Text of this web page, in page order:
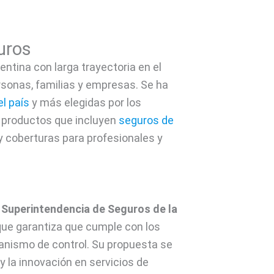
con larga trayectoria en el
familias y empresas. Se ha
país y más elegidas por los
que incluyen seguros de
coberturas para profesionales y
Superintendencia de Seguros de la
garantiza que cumple con los
de control. Su propuesta se
la innovación en servicios de